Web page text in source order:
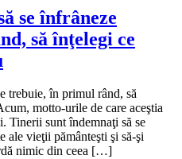
se înfrâneze
să înţelegi ce
trebuie, în primul rând, să
motto-urile de care aceştia
Tinerii sunt îndemnaţi să se
ale vieţii pământeşti şi să-şi
nimic din ceea […]